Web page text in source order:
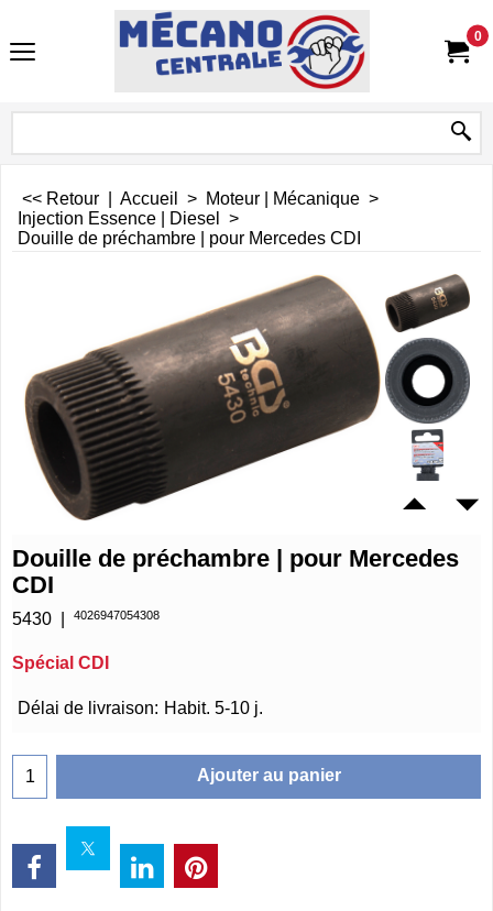
0
<< Retour Accueil > Moteur | Mécanique >
Injection Essence | Diesel
>
Douille de préchambre | pour Mercedes CDI
Douille de préchambre | pour Mercedes
CDI
5430 4026947054308
Spécial CDI
€16.75